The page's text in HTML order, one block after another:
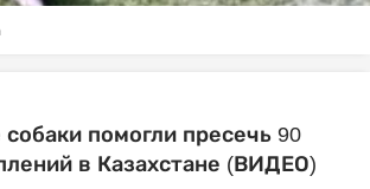
помогли пресечь 90
в Казахстане (ВИДЕО)